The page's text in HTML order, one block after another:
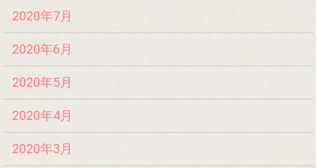
2020年7月
2020年6月
2020年5月
2020年4月
2020年3月